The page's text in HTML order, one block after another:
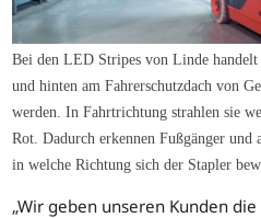
Bei den LED Stripes von Linde
und hinten am Fahrerschutzdach von
werden. In Fahrtrichtung strahlen sie
Rot. Dadurch erkennen Fußgänger und
in welche Richtung sich der Stapler
„Wir geben unseren Kunden